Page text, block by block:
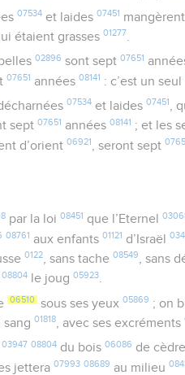
07534et laides 07451 mangèrent
étaient grasses01277.
02896 sont sept 07651
07651 années08141 : c’est un seul
07534et laides 07451 ,
sept07651 années08141 ; et les
d’orient06921 , seront sept
par la loi 08451 que l’Eternel
08761 aux enfants01121 d’Israël
0122, sans tache08549, sans
08804 le joug05923.
06510 sous ses yeux 05869 ; on
sang01818, avec ses excréments
03947 08804du bois 06086 de cèdre
jettera07993 08689 au milieu